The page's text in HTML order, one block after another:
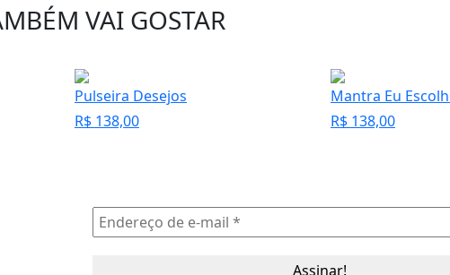
VAI GOSTAR
Pulseira Desejos
R$ 138,00
Mantra Eu
R$ 138,00